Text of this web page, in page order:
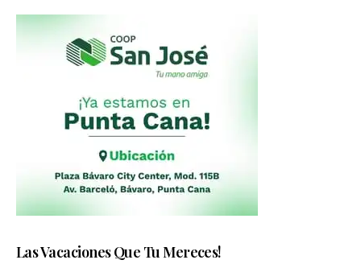
Las Vacaciones Que Tu Mereces!